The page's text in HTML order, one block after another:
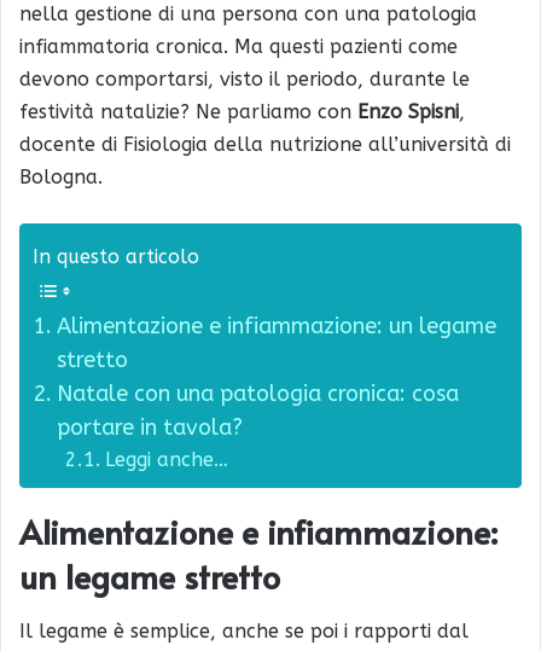
nella gestione di una persona con una patologia
infiammatoria cronica. Ma questi pazienti come
devono comportarsi, visto il periodo, durante le
festività natalizie? Ne parliamo con Enzo Spisni,
docente di Fisiologia della nutrizione all’università di
Bologna.
In questo articolo
Alimentazione e infiammazione: un legame
stretto
Natale con una patologia cronica: cosa
portare in tavola?
Leggi anche…
Alimentazione e infiammazione:
un legame stretto
Il legame è semplice, anche se poi i rapporti dal